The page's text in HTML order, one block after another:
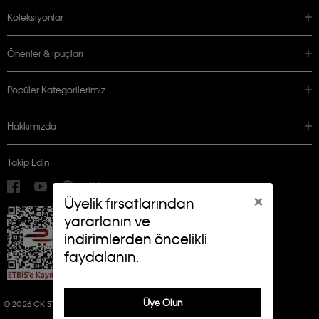
×
Üyelik fırsatlarından
yararlanın ve
indirimlerden öncelikli
faydalanın.
Üye Olun
Koleksiyonlar
Öneriler & İpuçları
Popüler Kategorilerimiz
Hakkımızda
Takip Edin
© 2026 CK STORES B.V. ALL RIGHTS RESERVED